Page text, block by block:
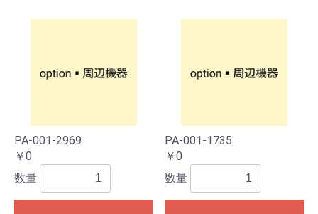
PA-001-2969
￥0
数量
PA-001-1735
￥0
数量